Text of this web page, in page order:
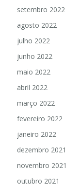
setembro 2022
agosto 2022
julho 2022
junho 2022
maio 2022
abril 2022
março 2022
fevereiro 2022
janeiro 2022
dezembro 2021
novembro 2021
outubro 2021